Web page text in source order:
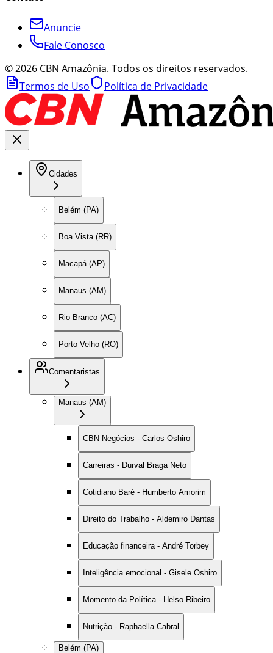
Anuncie
Fale Conosco
©2026 CBN Amazônia. Todos os direitos reservados.
Termos de Uso
Política de Privacidade
Cidades
Belém (PA)
Boa Vista (RR)
Macapá (AP)
Manaus (AM)
Rio Branco (AC)
Porto Velho (RO)
Comentaristas
Manaus (AM)
CBN Negócios - Carlos Oshiro
Carreiras - Durval Braga Neto
Cotidiano Baré - Humberto Amorim
Direito do Trabalho - Aldemiro Dantas
Educação financeira - André Torbey
Inteligência emocional - Gisele Oshiro
Momento da Política - Helso Ribeiro
Nutrição - Raphaella Cabral
Belém (PA)